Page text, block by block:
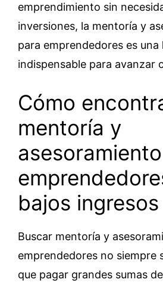
emprendimiento sin
inversiones, la mentoría y
para emprendedores es una
indispensable para avanzar
Cómo
mentoría y
bajos ingresos
Buscar mentoría y
emprendedores no siempre
que pagar grandes sumas